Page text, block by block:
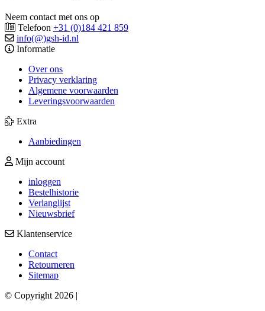
Neem contact met ons op
Telefoon +31 (0)184 421 859
info(@)gsh-id.nl
Informatie
Over ons
Privacy verklaring
Algemene voorwaarden
Leveringsvoorwaarden
Extra
Aanbiedingen
Mijn account
inloggen
Bestelhistorie
Verlanglijst
Nieuwsbrief
Klantenservice
Contact
Retourneren
Sitemap
© Copyright 2026 |